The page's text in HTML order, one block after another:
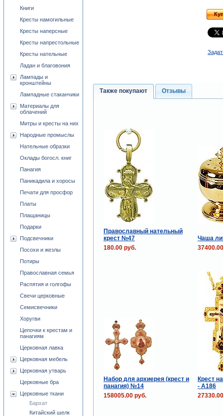
Также покупают Отзывы
Православный нательный
крест №47
Чаша
180.00 руб.
Набор для архиерея (крест и
панагия) №14
Крест
- А186
158005.00 руб.
Книги
Кресты намогильные
Кресты наперсные
Кресты напрестольные
Кресты нательные
Ладан и благовония
Лампады и
кронштейны
Лампадные стаканчики
Материалы для
облачений
Митры и кресты на них
Народные промыслы
Нательные образки
Оклады богосл. книг
Панагия
Паникадила и хоросы
Печати для просфор
Платы
Плащаницы
Подарки
Подсвечники
Посохи и жезлы
Потиры
Православная семья
Распятия и голгофы
Свечи церковные
Семисвечники
Хоругви
Цепочки к крестам и
панагиям
Церковная лавка
Церковная мебель
Церковная утварь
Церковные бра
Церковные ткани
Бархат
Китайский шелк